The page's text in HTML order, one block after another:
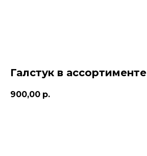
Галстук в ассортименте
900,00 р.